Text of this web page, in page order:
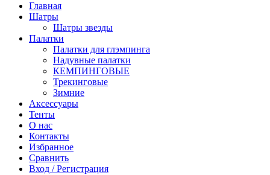
Главная
Шатры
Шатры звезды
Палатки
Палатки для глэмпинга
Надувные палатки
КЕМПИНГОВЫЕ
Трекинговые
Зимние
Аксессуары
Тенты
О нас
Контакты
Избранное
Сравнить
Вход / Регистрация